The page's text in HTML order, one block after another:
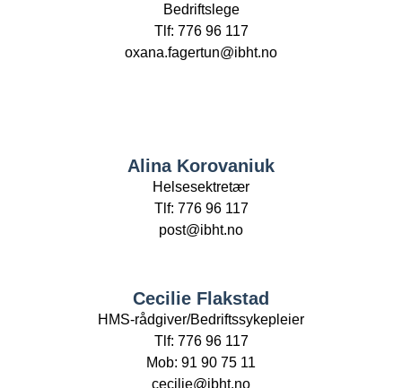
Bedriftslege
Tlf: 776 96 117
oxana.fagertun@ibht.no
Alina Korovaniuk
Helsesektretær
Tlf: 776 96 117
post@ibht.no
Cecilie Flakstad
HMS-rådgiver/Bedriftssykepleier
Tlf: 776 96 117
Mob: 91 90 75 11
cecilie@ibht.no